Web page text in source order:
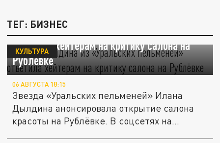
ТЕГ: БИЗНЕС
Илана Дылдина из «Уральских пельменей»
ответила хейтерам на критику салона на
Рублёвке
КУЛЬТУРА
06 АВГУСТА 18:15
Звезда «Уральских пельменей» Илана
Дылдина анонсировала открытие салона
красоты на Рублёвке. В соцсетях на...